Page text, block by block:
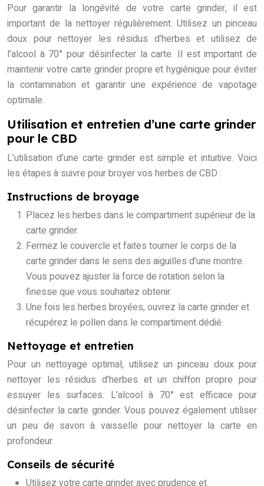
Pour garantir la longévité de votre carte grinder, il est
important de la nettoyer régulièrement. Utilisez un pinceau
doux pour nettoyer les résidus d’herbes et utilisez de
l’alcool à 70° pour désinfecter la carte. Il est important de
maintenir votre carte grinder propre et hygiénique pour éviter
la contamination et garantir une expérience de vapotage
optimale.
Utilisation et entretien d’une carte grinder
pour le CBD
L’utilisation d’une carte grinder est simple et intuitive. Voici
les étapes à suivre pour broyer vos herbes de CBD :
Instructions de broyage
Placez les herbes dans le compartiment supérieur de la
carte grinder.
Fermez le couvercle et faites tourner le corps de la
carte grinder dans le sens des aiguilles d’une montre.
Vous pouvez ajuster la force de rotation selon la
finesse que vous souhaitez obtenir.
Une fois les herbes broyées, ouvrez la carte grinder et
récupérez le pollen dans le compartiment dédié.
Nettoyage et entretien
Pour un nettoyage optimal, utilisez un pinceau doux pour
nettoyer les résidus d’herbes et un chiffon propre pour
essuyer les surfaces. L’alcool à 70° est efficace pour
désinfecter la carte grinder. Vous pouvez également utiliser
un peu de savon à vaisselle pour nettoyer la carte en
profondeur.
Conseils de sécurité
Utilisez votre carte grinder avec prudence et